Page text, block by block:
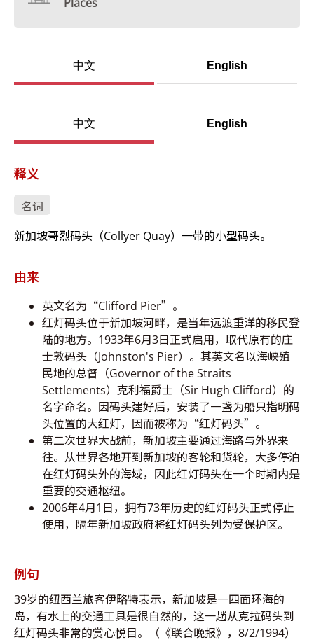
中文 English
中文 English
释义
名词
新加坡哥烈码头（Collyer Quay）一带的小型码头。
由来
英文名为“Clifford Pier”。
红灯码头位于新加坡河畔，是当年远渡重洋的移民登
陆的地方。1933年6月3日正式启用，取代原有的庄
士敦码头（Johnston's Pier）。其英文名以海峡殖
民地的总督（Governor of the Straits
Settlements）克利福爵士（Sir Hugh Clifford）的
名字命名。因码头建好后，安装了一盏为船只指明码
头位置的大红灯，因而被称为“红灯码头”。
第二次世界大战前，新加坡主要通过海路与外界来
往。从世界各地开到新加坡的客轮和货轮，大多停泊
在红灯码头外的海域，因此红灯码头在一个时期内是
重要的交通枢纽。
2006年4月1日，拥有73年历史的红灯码头正式停止
使用，隔年新加坡政府将红灯码头列为受保护区。
例句
39岁的纽西兰旅客伊略特表示，新加坡是一四面环海的
岛，有水上的交通工具是很自然的，这一趟从克拉码头到
红灯码头非常的赏心悦目。（《联合晚报》，8/2/1994）